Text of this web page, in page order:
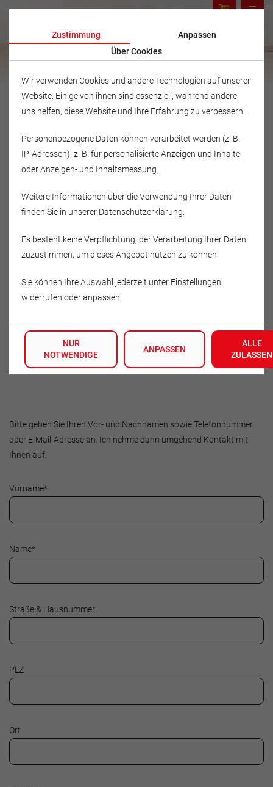
Musikschule Fröhlich
Anja Doherr
01157 Dresden
Tel.: 0163/5111683
Bitte geben Sie Ihren Vor- und Nachnamen sowie Telefonnummer
oder E-Mail-Adresse an. Ich nehme dann umgehend Kontakt mit
Ihnen auf.
Vorname*
Name*
Straße & Hausnummer
PLZ
Ort
Zustimmung
Anpassen
Über Cookies
Wir verwenden Cookies und andere Technologien auf unserer
Website. Einige von ihnen sind essenziell, während andere
uns helfen, diese Website und Ihre Erfahrung zu verbessern.
Personenbezogene Daten können verarbeitet werden (z. B.
IP-Adressen), z. B. für personalisierte Anzeigen und Inhalte
oder Anzeigen- und Inhaltsmessung.
Weitere Informationen über die Verwendung Ihrer Daten
finden Sie in unserer Datenschutzerklärung
Es besteht keine Verpflichtung, der Verarbeitung Ihrer Daten
zuzustimmen, um dieses Angebot nutzen zu können.
Sie können Ihre Auswahl jederzeit unter Einstellungen
widerrufen oder anpassen.
NUR
NOTWENDIGE
ANPASSEN
ALLE
ZULASSEN